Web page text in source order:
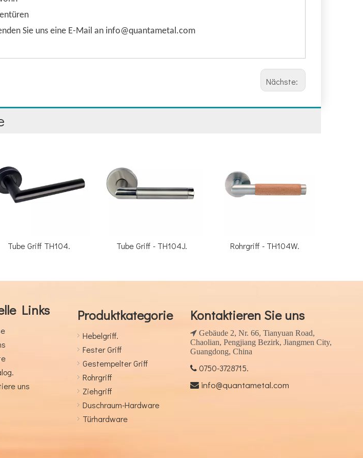
Sie uns eine E-Mail an info@quantametal.com
Nächste:
TH104. Tube Griff - TH104J. Rohrgriff - TH104W.
Links
uns
Produktkategorie
Hebelgriff.
Fester Griff
Gestempelter Griff
Rohrgriff
Ziehgriff
Duschraum-Hardware
Türhardware
Kontaktieren Sie uns
 Gebäude 2, Nr. 66, Tianyuan Road,
Chaolian, Pengjiang Bezirk, Jiangmen City,
Guangdong, China
 0750-3728715.
info@quantametal.com